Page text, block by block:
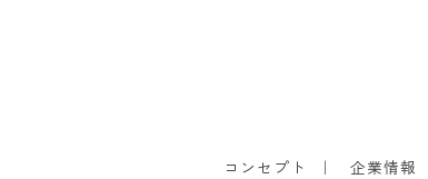
コンセプト 企業情報